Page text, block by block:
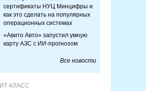
сертификаты НУЦ Минцифры и
как это сделать на популярных
операционных системах
«Авито Авто» запустил умную
карту АЗС с ИИ-прогнозом
Все новости
ИТ-КЛАСС